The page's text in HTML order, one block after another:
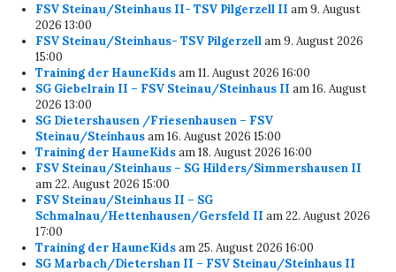
FSV Steinau/Steinhaus II- TSV Pilgerzell II am 9. August
2026 13:00
FSV Steinau/Steinhaus- TSV Pilgerzellam 9. August 2026
15:00
Training der HauneKidsam 11. August 2026 16:00
SG Giebelrain II – FSV Steinau/Steinhaus II am 16. August
2026 13:00
SG Dietershausen /Friesenhausen – FSV
Steinau/Steinhausam 16. August 2026 15:00
Training der HauneKidsam 18. August 2026 16:00
FSV Steinau/Steinhaus – SG Hilders/Simmershausen II
am 22. August 2026 15:00
FSV Steinau/Steinhaus II – SG
Schmalnau/Hettenhausen/Gersfeld II am 22. August 2026
17:00
Training der HauneKidsam 25. August 2026 16:00
SG Marbach/Dietershan II – FSV Steinau/Steinhaus II